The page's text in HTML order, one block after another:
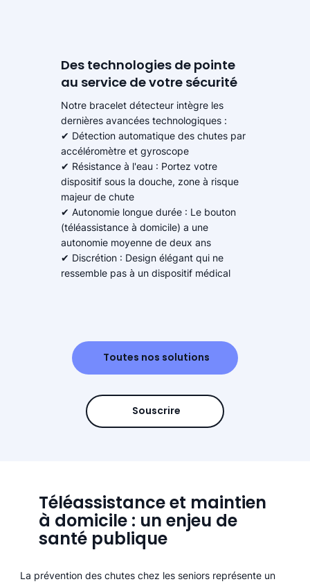
Des technologies de pointe
au service de votre sécurité
Notre bracelet détecteur intègre les
dernières avancées technologiques :
✔ Détection automatique des chutes par
accéléromètre et gyroscope
✔ Résistance à l'eau : Portez votre
dispositif sous la douche, zone à risque
majeur de chute
✔ Autonomie longue durée : Le bouton
(téléassistance à domicile) a une
autonomie moyenne de deux ans
✔ Discrétion : Design élégant qui ne
ressemble pas à un dispositif médical
Toutes nos solutions
Souscrire
Téléassistance et maintien
à domicile : un enjeu de
santé publique
La prévention des chutes chez les seniors représente un